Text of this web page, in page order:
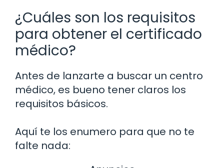
¿Cuáles son los requisitos
para obtener el certificado
médico?
Antes de lanzarte a buscar un centro
médico, es bueno tener claros los
requisitos básicos.
Aquí te los enumero para que no te
falte nada: